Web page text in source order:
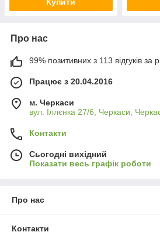
Про нас
99% позитивних з 113 відгуків за
Працює з 20.04.2016
м. Черкаси
вул. Іллєнка 27/6, Черкаси,
Контакти
Сьогодні вихідний
Показати весь графік роботи
Про нас
Контакти